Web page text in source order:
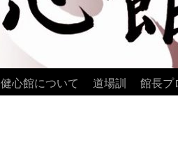
健心館について 道場訓 館長プ